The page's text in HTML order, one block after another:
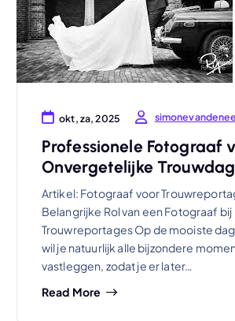
okt, za, 2025
Professionele Fotograaf
Onvergetelijke Trouwdag
Artikel: Fotograaf voor
Belangrijke Rol van een Fotograaf bij
Trouwreportages Op de mooiste
wil je natuurlijk alle bijzondere
vastleggen, zodat je er later…
Read More